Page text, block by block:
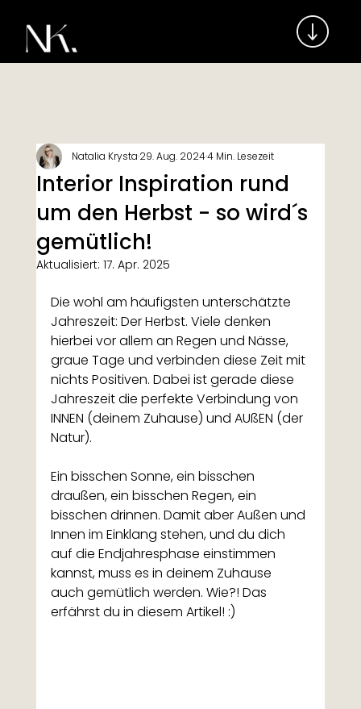
Interior Inspiration rund
um den Herbst - so wird´s
gemütlich!
Natalia Krysta29. Aug. 20244 Min. Lesezeit
Aktualisiert: 17. Apr. 2025
Die wohl am häufigsten unterschätzte
Jahreszeit: Der Herbst. Viele denken
hierbei vor allem an Regen und Nässe,
graue Tage und verbinden diese Zeit mit
nichts Positiven. Dabei ist gerade diese
Jahreszeit die perfekte Verbindung von
INNEN (deinem Zuhause) und AUßEN (der
Natur).
Ein bisschen Sonne, ein bisschen
draußen, ein bisschen Regen, ein
bisschen drinnen. Damit aber Außen und
Innen im Einklang stehen, und du dich
auf die Endjahresphase einstimmen
kannst, muss es in deinem Zuhause
auch gemütlich werden. Wie?! Das
erfährst du in diesem Artikel! :)